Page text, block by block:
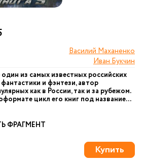
Василий Маханенко
Иван Букчин
из самых известных российских
и фэнтези, автор
как в России, так и за рубежом.
цикл его книг под название...
ФРАГМЕНТ
Купить